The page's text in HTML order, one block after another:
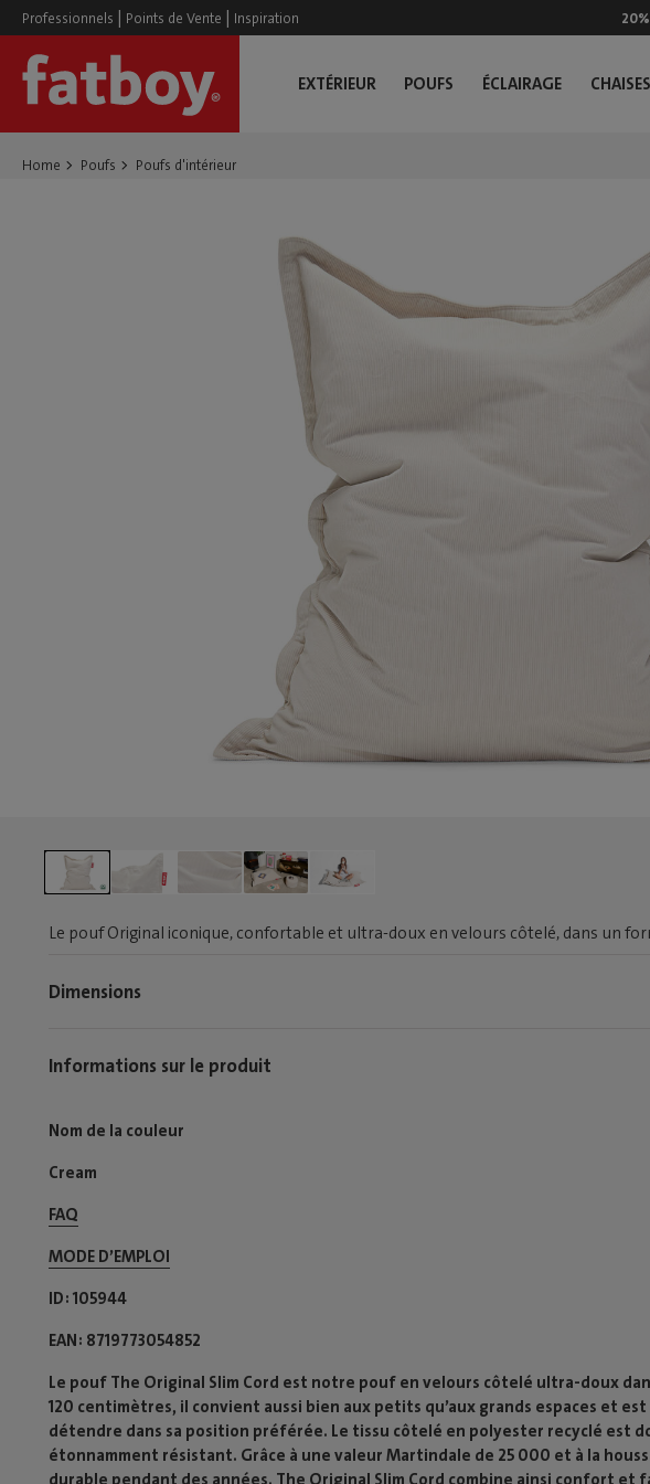
Professionnels | Points de Vente | Inspiration
EXTÉRIEUR POUFS ÉCLAIRAGE
Home Poufs Poufs d'intérieur
Le pouf Original iconique, confortable et ultra-doux en velours côtelé, dans un
Dimensions
Informations sur le produit
Nom de la couleur
Cream
FAQ
MODE D’EMPLOI​
ID 105944
EAN 8719773054852
Le pouf The Original Slim Cord est notre pouf en velours côtelé ultra-doux
120 centimètres, il convient aussi bien aux petits qu’aux grands espaces et
détendre dans sa position préférée. Le tissu côtelé en polyester recyclé est
étonnamment résistant. Grâce à une valeur Martindale de 25 000 et à la
durable pendant des années. The Original Slim Cord combine ainsi confort et